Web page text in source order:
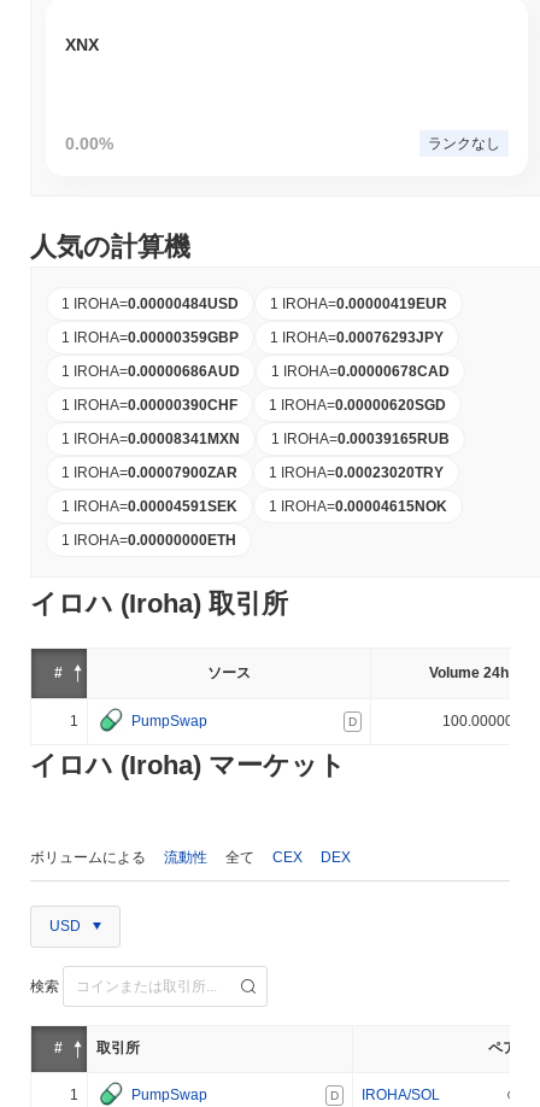
XNX
0.00% ランクなし
人気の計算機
1 IROHA=0.00000484USD 1 IROHA=0.00000419EUR
1 IROHA=0.00000359GBP 1 IROHA=0.00076293JPY
1 IROHA=0.00000686AUD 1 IROHA=0.00000678CAD
1 IROHA=0.00000390CHF 1 IROHA=0.00000620SGD
1 IROHA=0.00008341MXN 1 IROHA=0.00039165RUB
1 IROHA=0.00007900ZAR 1 IROHA=0.00023020TRY
1 IROHA=0.00004591SEK 1 IROHA=0.00004615NOK
1 IROHA=0.00000000ETH
イロハ (Iroha) 取引所
# ソース Volume 24h (%)
1 PumpSwap D 100.000000%
イロハ (Iroha) マーケット
ボリュームによる 流動性 全て CEX DEX
USD
検索
# 取引所 ペア
1 PumpSwap D IROHA/SOL